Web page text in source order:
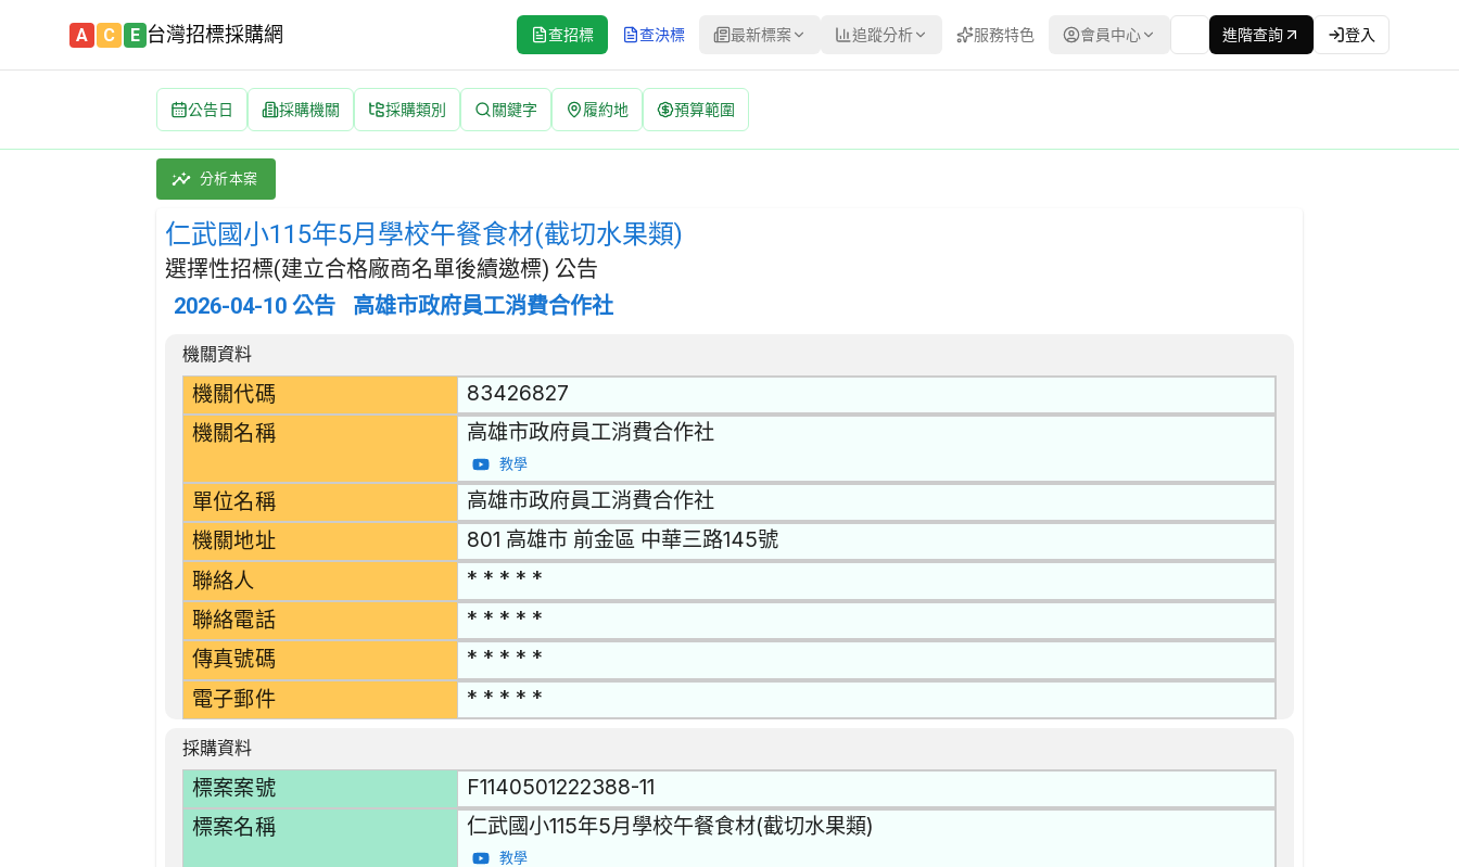
A C E 台灣招標採購網 查招標 查決標 最新標案 追蹤分析 服務特色 會員中心 進階查詢 登入
公告日 採購機關 採購類別 關鍵字 履約地 預算範圍
仁武國小115年5月學校午餐食材(截切水果類) 招標公告 | 案號：F1140501222388-11 | 選擇性招標(建立合格廠商名單後續邀標) 公告
採購類別：財物類 肉類,魚,果實,蔬菜,及油脂 | 招標方式：選擇性招標(建立合格廠商名單後續邀標) | 決標方式：最低標 | 資料來源：台灣政府電子採購網（公共工程委
分析本案
仁武國小115年5月學校午餐食材(截切水果類)
選擇性招標(建立合格廠商名單後續邀標) 公告
2026-04-10 公告 高雄市政府員工消費合作社
招標公告詳細內容
機關資料
機關代碼 83426827
機關名稱 高雄市政府員工消費合作社
教學
單位名稱 高雄市政府員工消費合作社
機關地址 801 高雄市 前金區 中華三路145號
聯絡人 * * * * *
聯絡電話 * * * * *
傳真號碼 * * * * *
電子郵件 * * * * *
採購資料
標案案號 F1140501222388-11
標案名稱 仁武國小115年5月學校午餐食材(截切水果類)
教學